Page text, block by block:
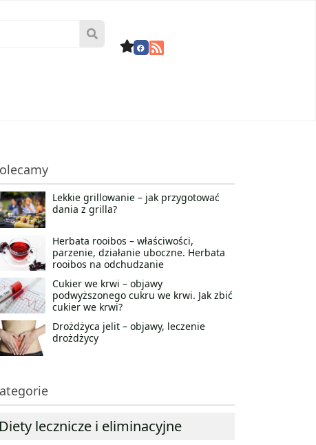
Lekkie grillowanie – jak przygotować
dania z grilla?
Herbata rooibos – właściwości,
parzenie, działanie uboczne. Herbata
rooibos na odchudzanie
Cukier we krwi – objawy
podwyższonego cukru we krwi. Jak zbić
cukier we krwi?
Drożdżyca jelit – objawy, leczenie
drożdżycy
Diety lecznicze i eliminacyjne